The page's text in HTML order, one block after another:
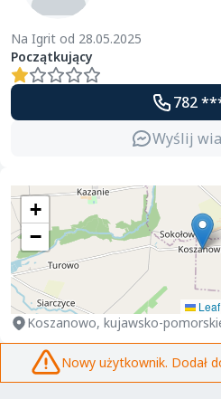
Na Igrit od 28.05.2025
Początkujący
782
Wyślij
+
−
Koszanowo, kujawsko-
Nowy użytkownik. Dodał